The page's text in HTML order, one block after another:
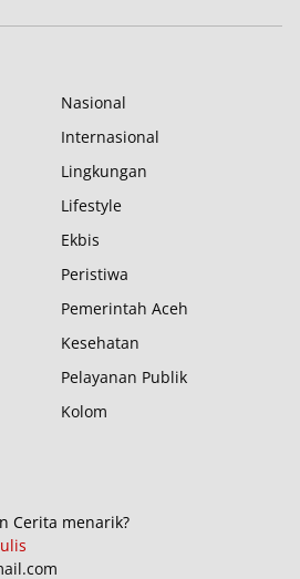
Nasional
Internasional
Lingkungan
Lifestyle
Ekbis
Peristiwa
Pemerintah Aceh
Kesehatan
Pelayanan Publik
Kolom
Cerita menarik?